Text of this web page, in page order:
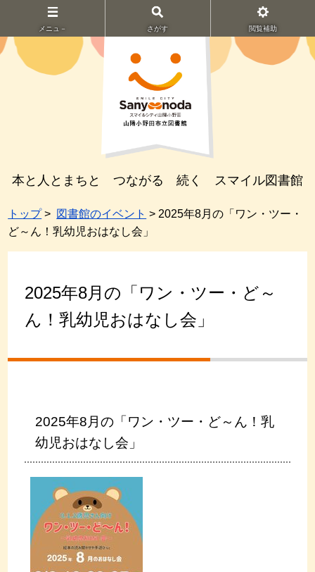
メニュ－ さがす 閲覧補助
本と人とまちと つながる 続く スマイル図書館
トップ> 図書館のイベント > 2025年8月の「ワン・ツー・
ど～ん！乳幼児おはなし会」
2025年8月の「ワン・ツー・ど～
ん！乳幼児おはなし会」
2025年8月の「ワン・ツー・ど～ん！乳
幼児おはなし会」